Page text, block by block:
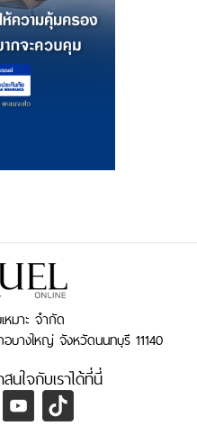
หมาะ จำกัด
บางใหญ่ จังหวัดนนทบุรี 11140
นใจกับเราได้ที่นี่